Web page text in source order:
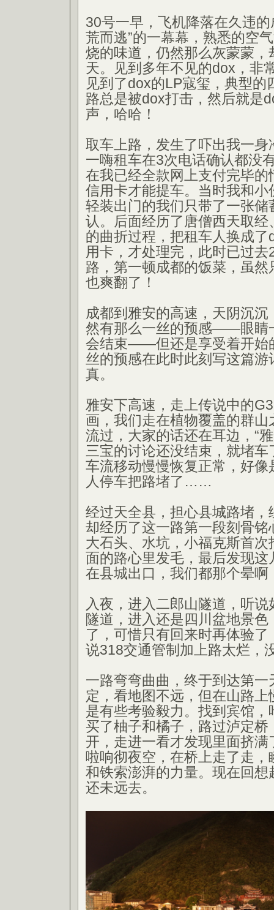
30号一早，飞机降落在久违
荒而逃”的一幕幕，熟悉的空
烧的味道，仍然那么灰蒙蒙，
天。见到多年不见的dox，非
见到了dox的LP寇玺，典型的
路总是被dox打击，然后就是
声，哈哈！
取车上路，发生了吓出我一身
一嗨租车在3次电话确认都没
在我已经全款网上支付完毕的
信用卡才能提车。当时我和小
轻装出门的我们只带了一张储
认。后面经历了唐僧西天取
的曲折过程，把租车人换成
用卡，才处理完，此时已过
路，第一顿成都的饭菜，虽
也爽翻了！
成都到雅安的高速，天阴沉
然有那么一丝的预感——眼睛
会结束——但还是享受着开始
丝的预感在此时此刻写这篇游
真。
雅安下高速，走上传说中的
画，我们走在植物覆盖的群
流过，大家的话还在耳边，“
三宝的讨论还没结束，就堵
车流移动慢慢恢复正常，好像
人停车把路堵了……
经过天全县，担心县城路堵
却经历了这一路第一段刻骨铭
大石头、水坑，小福克斯首
面的路心里发毛，最后发现这
在县城出口，我们都那个晕啊
入夜，进入二郎山隧道，听
隧道，进入还是四川盆地景色
了，可惜只有回来时再体验
说318交通管制加上路太烂，
一路弯弯曲曲，终于到达第一
定，看地图不远，但在山路
是有些考验毅力。找到宾馆
买了柚子和橘子，路过泸定桥
开，走进一看才发现里面挤满
啦响彻夜空，在桥上走了走，
和铁索澎湃的力量。现在回想
还未远去。